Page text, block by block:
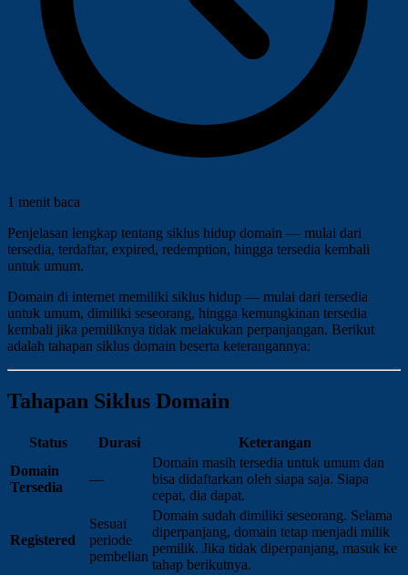
1 menit baca
Penjelasan lengkap tentang siklus hidup domain — mulai dari
tersedia, terdaftar, expired, redemption, hingga tersedia kembali
untuk umum.
Domain di internet memiliki siklus hidup — mulai dari tersedia
untuk umum, dimiliki seseorang, hingga kemungkinan tersedia
kembali jika pemiliknya tidak melakukan perpanjangan. Berikut
adalah tahapan siklus domain beserta keterangannya:
Tahapan Siklus Domain
Status Durasi
Keterangan
Domain
Tersedia
—
Domain masih tersedia untuk umum dan
bisa didaftarkan oleh siapa saja. Siapa
cepat, dia dapat.
Registered
Sesuai
periode
pembelian
Domain sudah dimiliki seseorang. Selama
diperpanjang, domain tetap menjadi milik
pemilik. Jika tidak diperpanjang, masuk ke
tahap berikutnya.